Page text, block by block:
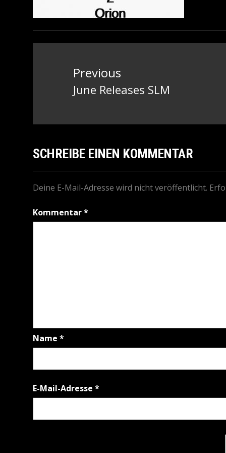
Previous
Previous
June Releases SLM
SCHREIBE EINEN KOMMENTAR
Deine E-Mail-Adresse wird nicht veröffentlicht.
Kommentar*
Name *
E-Mail-Adresse *